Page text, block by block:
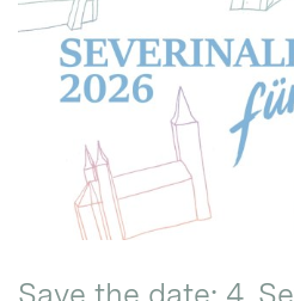
Save the date: 4.